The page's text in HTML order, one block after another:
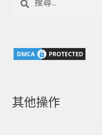
字:
其他操作